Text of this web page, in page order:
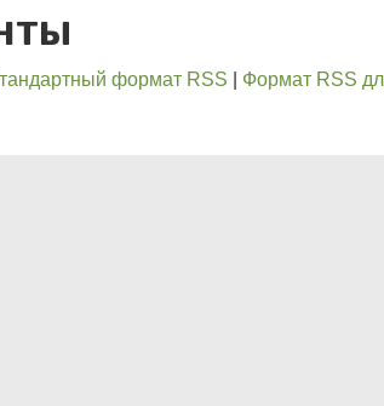
формат RSS Формат RSS